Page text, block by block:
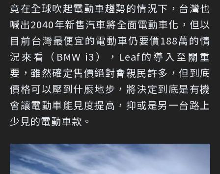
竟在全球吹起電動車趨勢的情況下，台灣也
喊出2040年新售汽車將全面電動車化，但以
目前台灣最便宜的電動車仍要價188萬的情
況來看（BMW i3），Leaf的導入至關重
要，雖然確定售價絕對會親民許多，但到底
價格可以壓到什麼地步，將決定到底是有機
會讓電動車能見度提高，抑或是另一台路上
少見的電動車款。